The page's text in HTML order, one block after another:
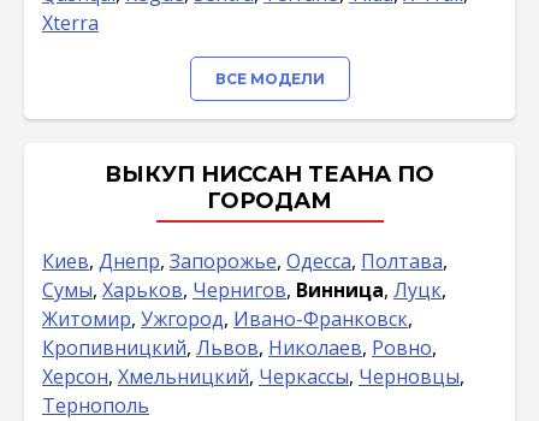
Xterra
ВСЕ МОДЕЛИ
ВЫКУП НИССАН ТЕАНА ПО
ГОРОДАМ
Киев, Днепр, Запорожье, Одесса, Полтава,
Сумы, Харьков, Чернигов, Винница, Луцк,
Житомир, Ужгород, Ивано-Франковск,
Кропивницкий, Львов, Николаев, Ровно,
Херсон, Хмельницкий, Черкассы, Черновцы,
Тернополь